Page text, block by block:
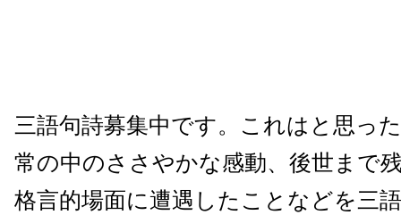
三語句詩募集中です。これはと思っ
常の中のささやかな感動、後世まで
格言的場面に遭遇したことなどを三